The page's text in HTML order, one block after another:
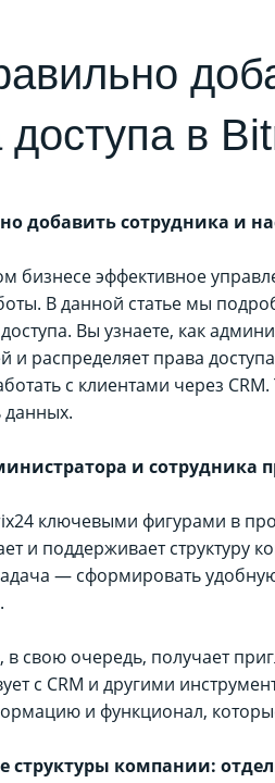
доступа в
добавить сотрудника и
бизнесе эффективное
В данной статье мы
Вы узнаете, как
и распределяет права
с клиентами через
данных.
и сотрудника
ключевыми фигурами в
и поддерживает структуру
— сформировать
в свою очередь, получает
с CRM и другими
и функционал,
структуры компании: